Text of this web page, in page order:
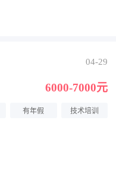
04-29
6000-7000元
有年假 技术培训